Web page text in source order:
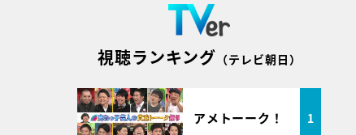
視聴ランキング （テレビ朝日）
アメトーーク！ 1